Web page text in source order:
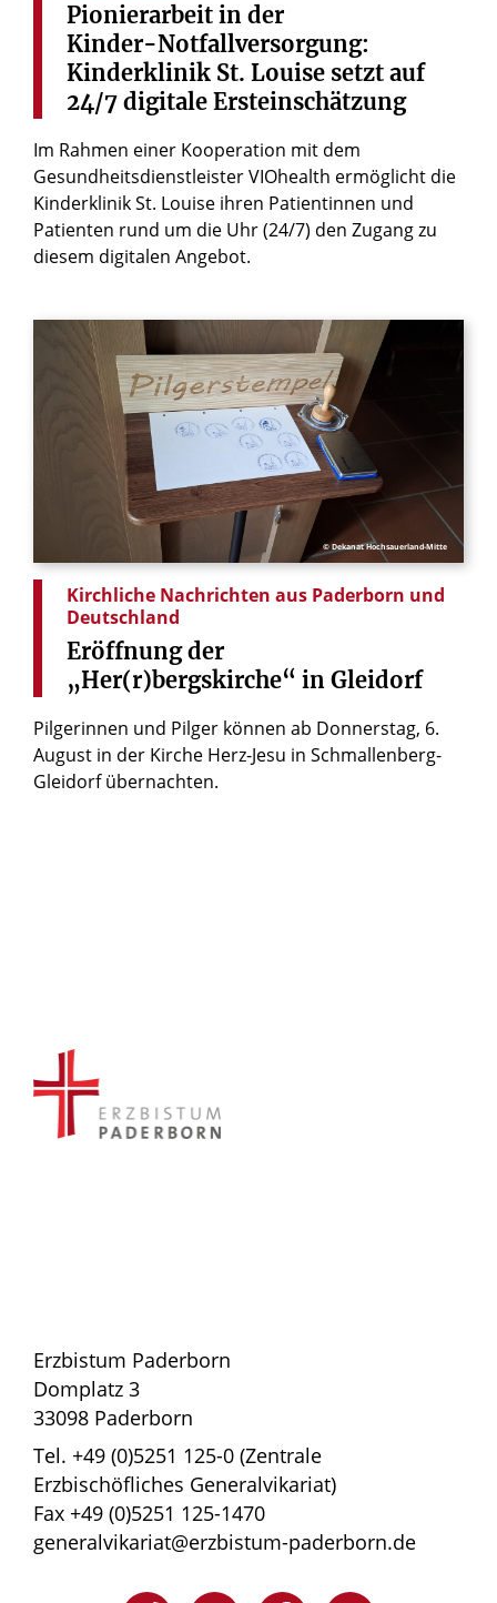
Pionierarbeit in der
Kinder-Notfallversorgung:
Kinderklinik St. Louise setzt auf
24/7 digitale Ersteinschätzung
Im Rahmen einer Kooperation mit dem
Gesundheitsdienstleister VIOhealth ermöglicht die
Kinderklinik St. Louise ihren Patientinnen und
Patienten rund um die Uhr (24/7) den Zugang zu
diesem digitalen Angebot.
© Dekanat Hochsauerland-Mitte
Kirchliche Nachrichten aus Paderborn und
Deutschland
Eröffnung der
„Her(r)bergskirche“ in Gleidorf
Pilgerinnen und Pilger können ab Donnerstag, 6.
August in der Kirche Herz-Jesu in Schmallenberg-
Gleidorf übernachten.
Erzbistum Paderborn
Domplatz 3
33098 Paderborn
Tel. +49 (0)5251 125-0 (Zentrale
Erzbischöfliches Generalvikariat)
Fax +49 (0)5251 125-1470
generalvikariat@erzbistum-paderborn.de